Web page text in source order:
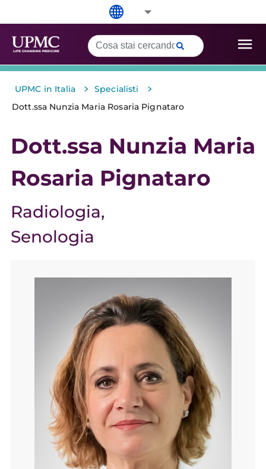
UPMC in Italia > Specialisti >
Dott.ssa Nunzia Maria Rosaria Pignataro
Dott.ssa Nunzia Maria
Rosaria Pignataro
Radiologia
Senologia